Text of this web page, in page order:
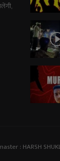
: HARSH